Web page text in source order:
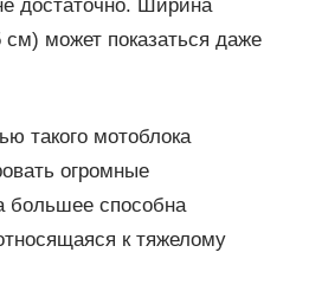
достаточно. Ширина
см) может показаться даже
такого мотоблока
огромные
большее способна
к тяжелому